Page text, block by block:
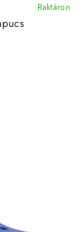
Raktáron